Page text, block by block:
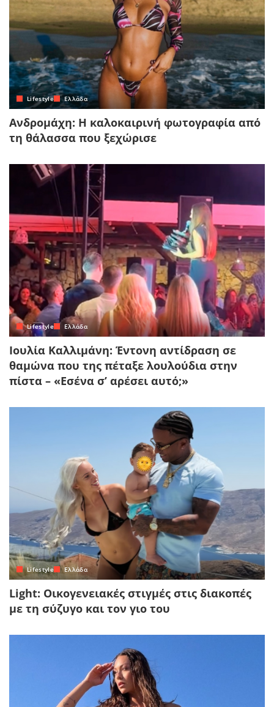
Lifestyle Ελλάδα
Ανδρομάχη: Η καλοκαιρινή φωτογραφία από
τη θάλασσα που ξεχώρισε
Lifestyle Ελλάδα
Ιουλία Καλλιμάνη: Έντονη αντίδραση σε
θαμώνα που της πέταξε λουλούδια στην
πίστα – «Εσένα σ’ αρέσει αυτό;»
Lifestyle Ελλάδα
Light: Οικογενειακές στιγμές στις διακοπές
με τη σύζυγο και τον γιο του